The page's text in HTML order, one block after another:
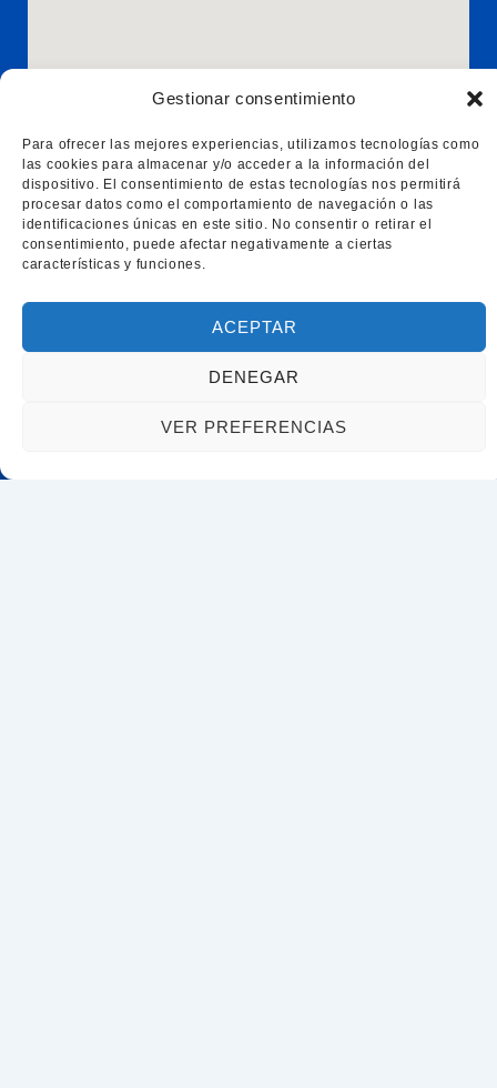
Gestionar consentimiento
Para ofrecer las mejores experiencias, utilizamos tecnologías como
las cookies para almacenar y/o acceder a la información del
dispositivo. El consentimiento de estas tecnologías nos permitirá
procesar datos como el comportamiento de navegación o las
identificaciones únicas en este sitio. No consentir o retirar el
consentimiento, puede afectar negativamente a ciertas
características y funciones.
ACEPTAR
DENEGAR
VER PREFERENCIAS
Carretera de Malgrat n5 izq, Blanes, 17300
Girona
Acceso rápido